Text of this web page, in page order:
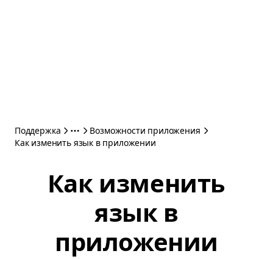
Поддержка
Возможности приложения
Как изменить язык в приложении
Как изменить
язык в
приложении